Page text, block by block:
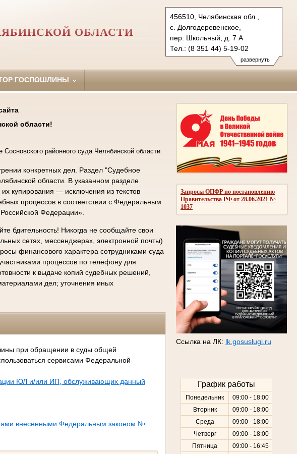
развернуть
456510, Челябинская обл.,
с. Долгодеревенское,
пер. Школьный, д. 7 А
Тел.: (8 351 44) 5-19-02
sosn.chel@sudrf.ru
ОБЛАСТИ
ГОСПОШЛИНЫ
Запросы ОПФР по постановлению
Правительства РФ от 28.06.2021 №
1037
Ссылка на ЛК: lk.gosuslugi.ru
График работы
Понедельник
09:00 - 18:00
Вторник
09:00 - 18:00
Среда
09:00 - 18:00
Четверг
09:00 - 18:00
Пятница
09:00 - 16:45
области!
районного суда Челябинской области.
конкретных дел. Раздел "Судебное
области. В указанном разделе
купирования — исключения из текстов
процессов в соответствии с Федеральным
Федерации».
бдительность! Никогда не сообщайте свои
сетях, мессенджерах, электронной почты)
финансового характера сотрудниками суда
процессов по телефону для
к выдаче копий судебных решений,
дел; уточнения иных
при обращении в суды общей
сервисами Федеральной
ЮЛ и/или ИП, обслуживающих данный
внесенными Федеральным законом №